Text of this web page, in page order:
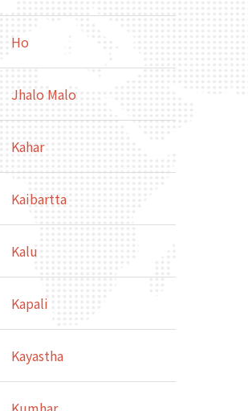
Ho
Jhalo Malo
Kahar
Kaibartta
Kalu
Kapali
Kayastha